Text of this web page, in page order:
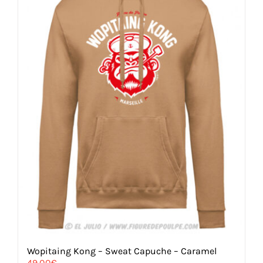
choisies
sur
la
page
du
produit
Wopitaing Kong – Sweat Capuche – Caramel